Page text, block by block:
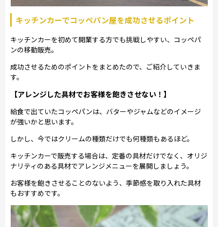
キッチンカーでコッペパン屋を成功させるポイント
キッチンカーを初めて開業する方でも挑戦しやすい、コッペパ
ンの移動販売。
成功させるためのポイントをまとめたので、ご紹介していきま
す。
【アレンジした具材でお客様を飽きさせない！】
給食で出ていたコッペパンは、バターやジャムなどのイメージ
が強いかと思います。
しかし、今ではクリームの種類だけでも何種類もあるほど。
キッチンカーで販売する場合は、定番の具材だけでなく、オリジ
ナリティのある具材でアレンジメニューを展開しましょう。
お客様を飽きさせることのないよう、季節感を取り入れた具材
もおすすめです。